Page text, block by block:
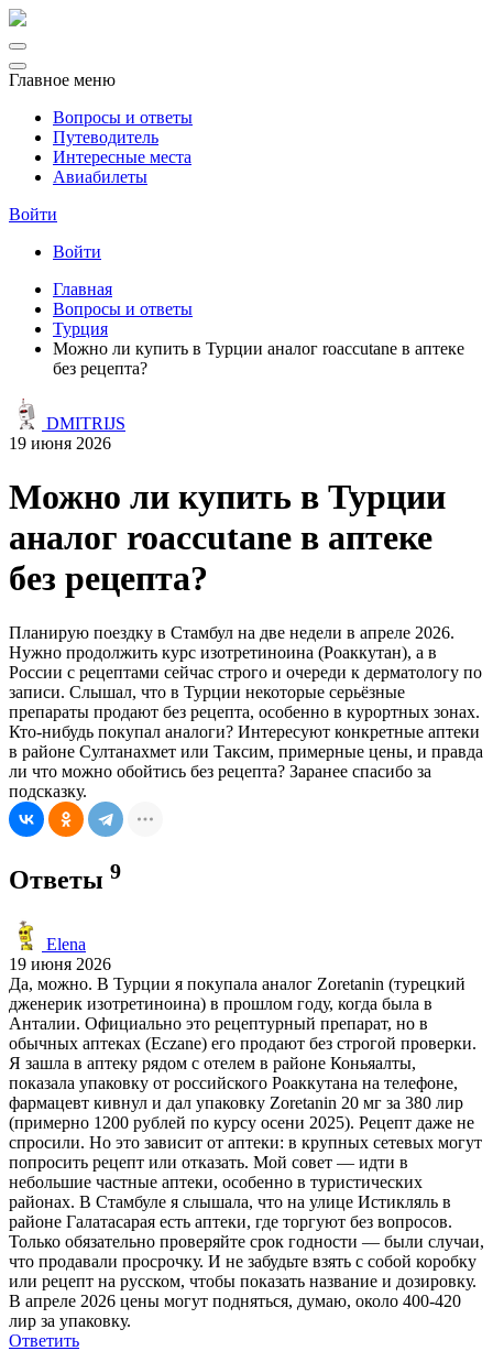
Главное меню
Вопросы и ответы
Путеводитель
Интересные места
Авиабилеты
Войти
Войти
Главная
Вопросы и ответы
Турция
Можно ли купить в Турции аналог roaccutane в аптеке
без рецепта?
DMITRIJS
19 июня 2026
Можно ли купить в Турции
аналог roaccutane в аптеке
без рецепта?
Планирую поездку в Стамбул на две недели в апреле 2026.
Нужно продолжить курс изотретиноина (Роаккутан), а в
России с рецептами сейчас строго и очереди к дерматологу по
записи. Слышал, что в Турции некоторые серьёзные
препараты продают без рецепта, особенно в курортных зонах.
Кто-нибудь покупал аналоги? Интересуют конкретные аптеки
в районе Султанахмет или Таксим, примерные цены, и правда
ли что можно обойтись без рецепта? Заранее спасибо за
подсказку.
Ответы 9
Elena
19 июня 2026
Да, можно. В Турции я покупала аналог Zoretanin (турецкий
дженерик изотретиноина) в прошлом году, когда была в
Анталии. Официально это рецептурный препарат, но в
обычных аптеках (Eczane) его продают без строгой проверки.
Я зашла в аптеку рядом с отелем в районе Коньяалты,
показала упаковку от российского Роаккутана на телефоне,
фармацевт кивнул и дал упаковку Zoretanin 20 мг за 380 лир
(примерно 1200 рублей по курсу осени 2025). Рецепт даже не
спросили. Но это зависит от аптеки: в крупных сетевых могут
попросить рецепт или отказать. Мой совет — идти в
небольшие частные аптеки, особенно в туристических
районах. В Стамбуле я слышала, что на улице Истикляль в
районе Галатасарая есть аптеки, где торгуют без вопросов.
Только обязательно проверяйте срок годности — были случаи,
что продавали просрочку. И не забудьте взять с собой коробку
или рецепт на русском, чтобы показать название и дозировку.
В апреле 2026 цены могут подняться, думаю, около 400-420
лир за упаковку.
Ответить